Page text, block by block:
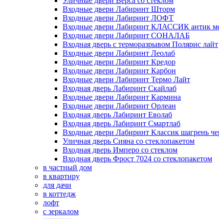
Входные двери Лабиринт Шторм
Входные двери Лабиринт ЛОФТ
Входные двери Лабиринт КЛАССИК антик
Входные двери Лабиринт СОНАЛАБ
Входная дверь с терморазрывом Полярис лайт
Входные двери Лабиринт Леолаб
Входные двери Лабиринт Кредор
Входные двери Лабиринт Карбон
Входные двери Лабиринт Термо Лайт
Входная дверь Лабиринт Скайлаб
Входные двери Лабиринт Кармина
Входные двери Лабиринт Орлеан
Входная дверь Лабиринт Еволаб
Входная дверь Лабиринт Смартлаб
Входные двери Лабиринт Классик шагрень
Уличная дверь Сияна со стеклопакетом
Входная дверь Имперо со стеклом
Входная дверь Фрост 7024 со стеклопакетом
в частный дом
в квартиру
для дачи
в коттедж
лофт
с зеркалом